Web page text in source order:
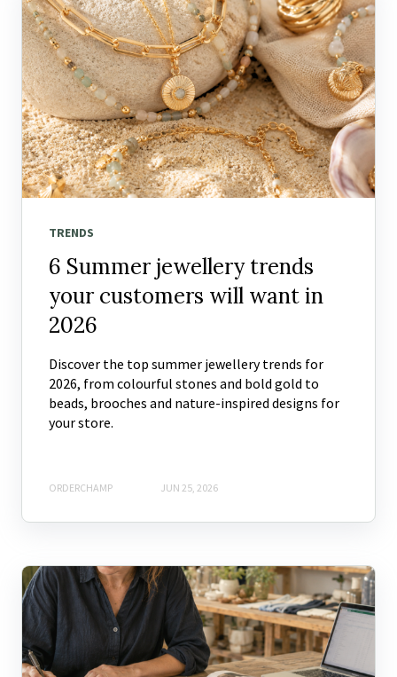
TRENDS
6 Summer jewellery trends
your customers will want in
2026
Discover the top summer jewellery trends for
2026, from colourful stones and bold gold to
beads, brooches and nature-inspired designs for
your store.
ORDERCHAMP JUN 25, 2026